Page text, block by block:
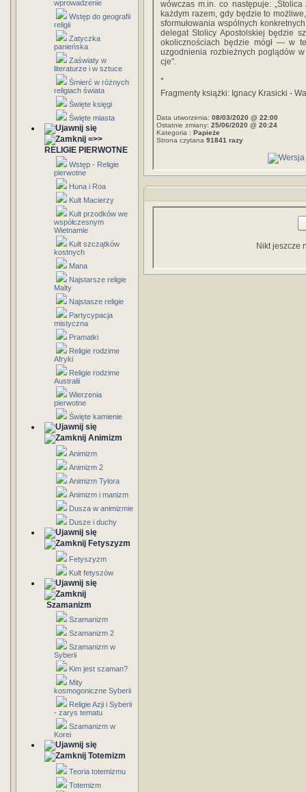
wprowadzenie
Wstęp do geografii
religii
Zatyczka
panieńska
Zaświaty w
literaturze i w sztuce
Śmierć w różnych
religiach świata
Święte księgi
Święte miasta
=>>
RELIGIE PIERWOTNE
Wstęp - Religie
pierwotne
Huna i Roa
Kult Macierzy
Kult przodków we
współczesnym
Wietnamie
Kult szczątków
kostnych
Mana
Najstarsze religie
Malty
Najstasze religie
Partycypacja
mistyczna
Pramatki
Religie rodzime
Afryki
Religie rodzime
Australii
Wierzenia
pierwotne
Święte kamienie
Animizm
Animizm
Animizm 2
Animizm Tylora
Animizm i manizm
Dusza w animizmie
Dusze i duchy
Fetyszyzm
Fetyszyzm
Kult fetyszów
Szamanizm
Szamanizm
Szamanizm 2
Szamanizm w
Syberii
Kim jest szaman?
Mity
kosmogoniczne Syberii
Religie Azji i Syberii
- zarys tematu
Szamanizm w
Korei
Totemizm
Teoria totemizmu
Totemizm
wówczas m.in. co następuje:
każdym razem, gdy będzie to
sfor­mułowania wspólnych
delegat Stoli­cy Apostolskiej będzie
okolicznościach będzie mógł — w
uzgodnienia rozbieżnych poglądów
cje”.
*
Fragmenty książki: Ignacy Krasicki -
Data utworzenia: 08/03/2020 @ 22:00
Ostatnie zmiany: 25/06/2020 @ 20:24
Kategoria : Papieże
Strona czytana 91841 razy
Nikt jeszcze